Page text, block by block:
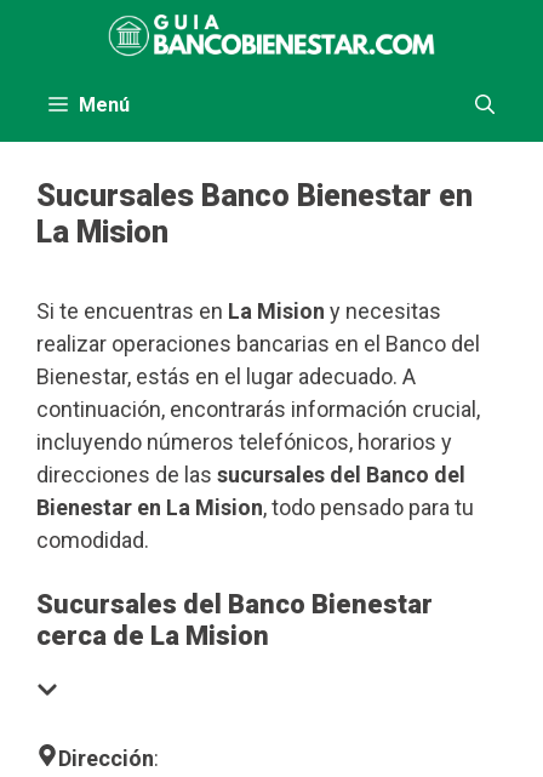
Menú
Sucursales Banco Bienestar en
La Mision
Si te encuentras en La Mision y necesitas
realizar operaciones bancarias en el Banco del
Bienestar, estás en el lugar adecuado. A
continuación, encontrarás información crucial,
incluyendo números telefónicos, horarios y
direcciones de las sucursales del Banco del
Bienestar en La Mision, todo pensado para tu
comodidad.
Sucursales del Banco Bienestar
cerca de La Mision
Dirección: